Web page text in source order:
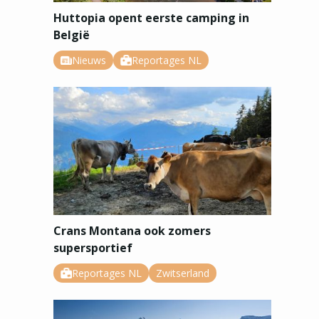
Huttopia opent eerste camping in
België
Nieuws Reportages NL
Crans Montana ook zomers
supersportief
Reportages NL Zwitserland